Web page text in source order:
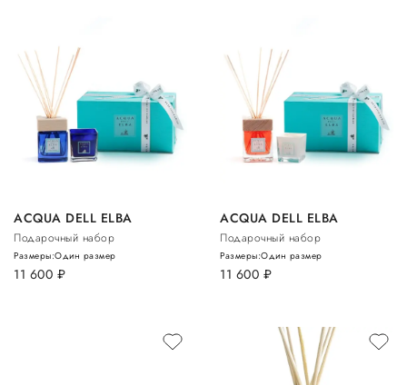
ACQUA DELL ELBA
Подарочный набор
11 600 руб.
Размеры:Один размер
ACQUA DELL ELBA
Подарочный набор
11 600 руб.
Размеры:Один размер